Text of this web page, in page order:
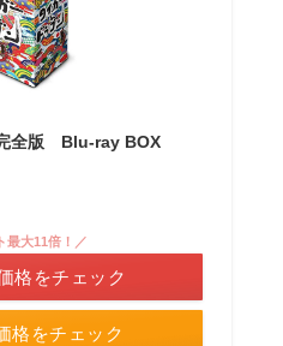
全版 Blu-ray BOX
格をチェック
最大11倍！／
格をチェック